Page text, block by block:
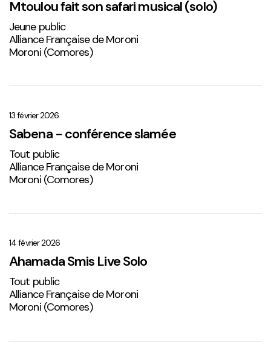
musical
(solo)
Mtoulou fait son safari musical (solo)
Jeune public
Alliance Française de Moroni
Moroni (Comores)
conférence
slamée
13 février 2026
Sabena - conférence slamée
Tout public
Alliance Française de Moroni
Moroni (Comores)
Live
Solo
2
14 février 2026
Ahamada Smis Live Solo
Tout public
Alliance Française de Moroni
Moroni (Comores)